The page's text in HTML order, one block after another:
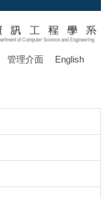
管理介面 English